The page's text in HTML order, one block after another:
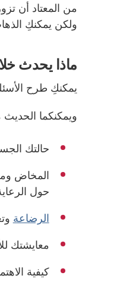
من المعتاد أن
ولكن يمكنكِ
ماذا يحدث
يمكنكِ طرح
ويمكنكما الحديث
حالتك
المخاض
حول
الرضاعة
معايشتك
كيفية